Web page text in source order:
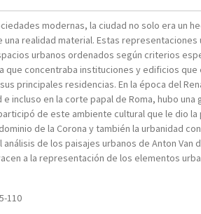
modernas, la ciudad no solo era un
realidad material. Estas
urbanos ordenados según criterios
que concentraba instituciones y edificios
principales residencias. En la época del
e incluso en la corte papal de Roma, hubo
de este ambiente cultural que le dio
de la Corona y también la urbanidad
de los paisajes urbanos de Anton
a la representación de los elementos
110